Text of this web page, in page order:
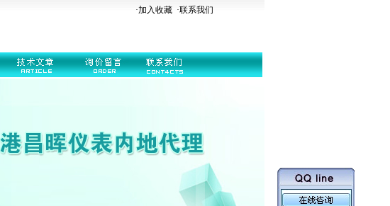
·加入收藏 ·联系我们